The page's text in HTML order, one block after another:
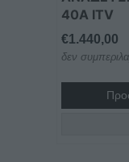
40A ITV
€1.440,00
δεν